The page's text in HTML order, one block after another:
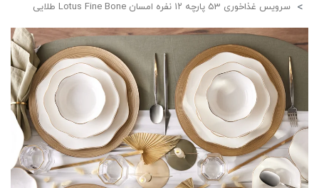
سرویس غذاخوری 53 پارچه ۱۲ نفره امسان Lotus Fine Bone طلایی